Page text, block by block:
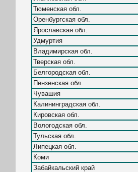
Тюменская обл.
Оренбургская обл.
Ярославская обл.
Удмуртия
Владимирская обл.
Тверская обл.
Белгородская обл.
Пензенская обл.
Чувашия
Калининградская обл.
Кировская обл.
Вологодская обл.
Тульская обл.
Липецкая обл.
Коми
Забайкальский край